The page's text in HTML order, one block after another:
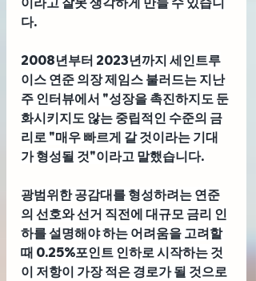
다.
2008년부터 2023년까지 세인트루
이스 연준 의장 제임스 불러드는 지난
주 인터뷰에서 "성장을 촉진하지도 둔
화시키지도 않는 중립적인 수준의 금
리로 "매우 빠르게 갈 것이라는 기대
가 형성될 것"이라고 말했습니다.
광범위한 공감대를 형성하려는 연준
의 선호와 선거 직전에 대규모 금리 인
하를 설명해야 하는 어려움을 고려할
때 0.25%포인트 인하로 시작하는 것
이 저항이 가장 적은 경로가 될 것으로